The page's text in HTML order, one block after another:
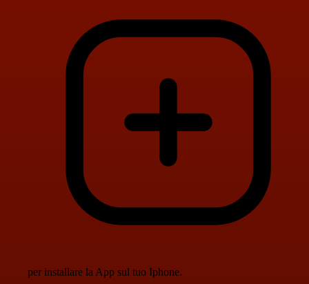
per installare la App sul tuo Iphone.